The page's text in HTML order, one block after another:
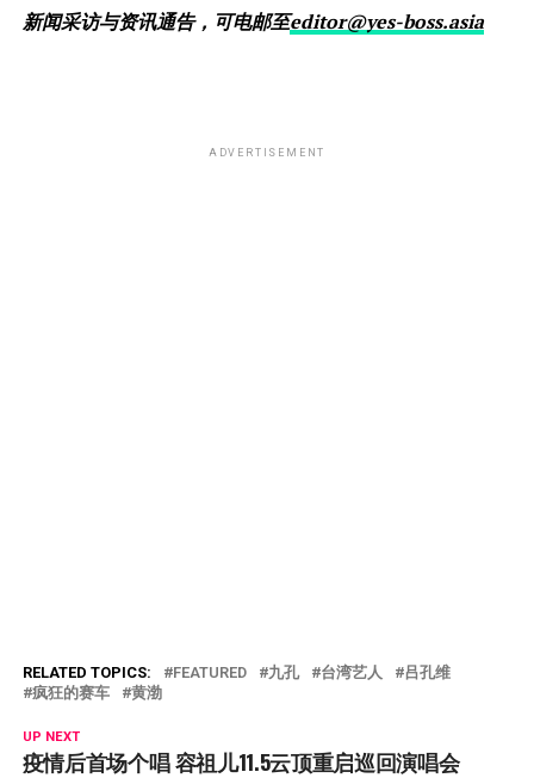
新闻采访与资讯通告，可电邮至editor@yes-boss.asia
ADVERTISEMENT
RELATED TOPICS: FEATURED 九孔 台湾艺人
吕孔维
疯狂的赛车
黄渤
UP NEXT
疫情后首场个唱 容祖儿11.5云顶重启巡回演唱会